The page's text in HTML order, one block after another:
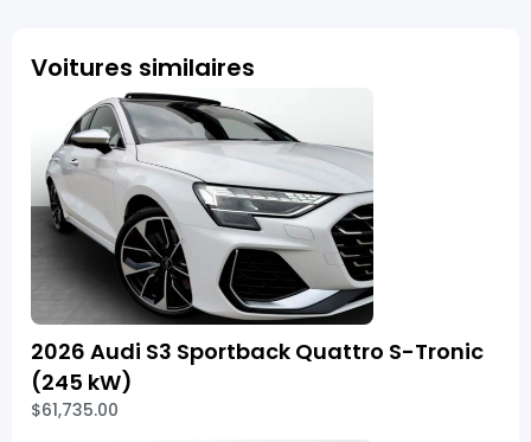
Voitures similaires
2026 Audi S3 Sportback Quattro S-Tronic
(245 kW)
$61,735.00